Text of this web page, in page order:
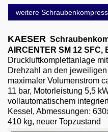
Service
06103-9744-0
Email
English
weitere
KAESER
AIRCENTER SM 12 SFC,
Druckluftkomplettanlage
Drehzahl an den
maximaler Volumenstrom
11 bar, Motorleistung 5,5
vollautomatischem
Kessel, Abmessungen:
410 kg, neuer Topzustand